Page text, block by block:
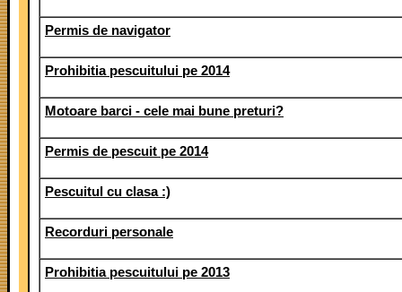
Permis de navigator
Prohibitia pescuitului pe 2014
Motoare barci - cele mai bune preturi?
Permis de pescuit pe 2014
Pescuitul cu clasa :)
Recorduri personale
Prohibitia pescuitului pe 2013